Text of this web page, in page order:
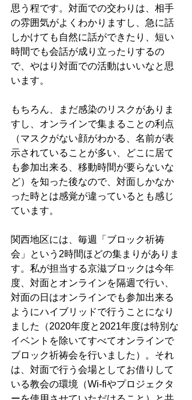
思う程です。対面での交わりは、相手
の雰囲気がよくわかりますし、急に話
しかけても自然に話ができたり、短い
時間でも会話が成り立ったりするの
で、やはり対面での活動はいいなと思
います。
もちろん、まだ感染のリスクがありま
すし、オンラインで集まることの利点
（マスクがない顔がわかる、名前が表
示されていることが多い、どこに居て
も参加出来る、移動時間が要らないな
ど）を知った後なので、対面しかなか
った時とは感覚が違っているとも感じ
ています。
関西地区には、毎週「ブロック祈祷
会」という2時間ほどの集まりがありま
す。私が担当する京滋ブロックは今年
度、対面とオンラインを隔週で行い、
対面の日はオンラインでも参加出来る
ようにハイブリッドで行うことになり
ました（2020年度と2021年度は特別な
イベントを除いてすべてオンラインで
ブロック祈祷会を行いました）。それ
は、対面で行う会場としてお借りして
いる教会の環境（Wi-fiやプロジェクタ